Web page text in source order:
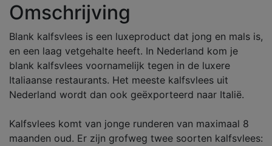
Omschrijving
Blank kalfsvlees is een luxeproduct dat jong en mals is,
en een laag vetgehalte heeft. In Nederland kom je
blank kalfsvlees voornamelijk tegen in de luxere
Italiaanse restaurants. Het meeste kalfsvlees uit
Nederland wordt dan ook geëxporteerd naar Italië.
Kalfsvlees komt van jonge runderen van maximaal 8
maanden oud. Er zijn grofweg twee soorten kalfsvlees: